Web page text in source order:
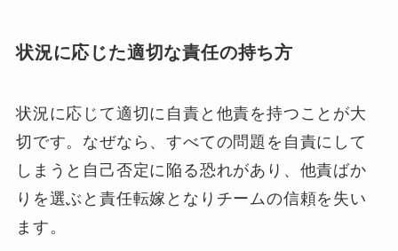
状況に応じた適切な責任の持ち方
状況に応じて適切に自責と他責を持つことが大
切です。なぜなら、すべての問題を自責にして
しまうと自己否定に陥る恐れがあり、他責ばか
りを選ぶと責任転嫁となりチームの信頼を失い
ます。